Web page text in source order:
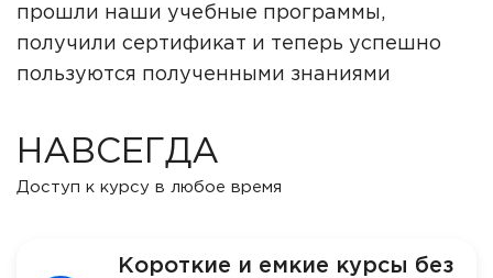
прошли наши учебные программы,
получили сертификат и теперь успешно
пользуются полученными знаниями
НАВСЕГДА
Доступ к курсу в любое время
Короткие и емкие курсы без